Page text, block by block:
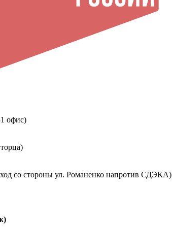
офис)
со стороны ул. Романенко напротив СДЭКА)